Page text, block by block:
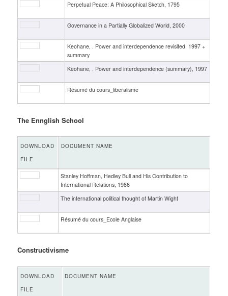
Perpetual Peace: A Philosophical Sketch, 1795
Governance in a Partially Globalized World, 2000
Keohane, . Power and interdependence revisited, 1997 +
summary
Keohane, . Power and interdependence (summary), 1997
Résumé du cours_liberalisme
The Ennglish School
DOWNLOAD
FILE
DOCUMENT NAME
Stanley Hoffman, Hedley Bull and His Contribution to
International Relations, 1986
The international political thought of Martin Wight
Résumé du cours_Ecole Anglaise
Constructivisme
DOWNLOAD
FILE
DOCUMENT NAME